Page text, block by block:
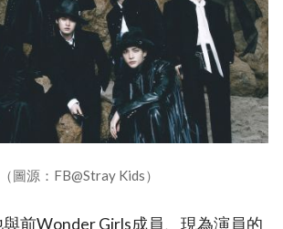
（圖源：FB@Stray Kids）
前Wonder Girls成員、現為演員的